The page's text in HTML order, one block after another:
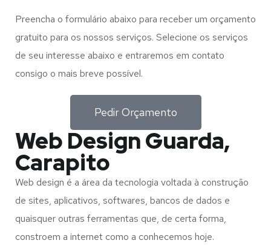
Preencha o formulário abaixo para receber um orçamento
gratuito para os nossos serviços. Selecione os serviços
de seu interesse abaixo e entraremos em contato
consigo o mais breve possível.
Pedir Orçamento
Web Design Guarda,
Carapito
Web design é a área da tecnologia voltada à construção
de sites, aplicativos, softwares, bancos de dados e
quaisquer outras ferramentas que, de certa forma,
constroem a internet como a conhecemos hoje.